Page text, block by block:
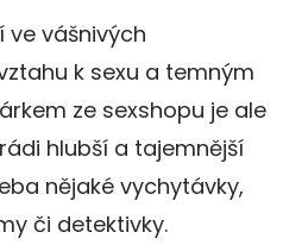
ve vášnivých
k sexu a temným
ze sexshopu je ale
hlubší a tajemnější
nějaké vychytávky,
či detektivky.